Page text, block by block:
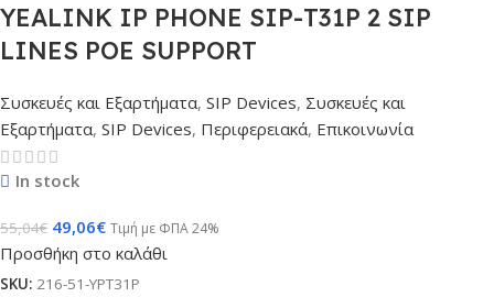
YEALINK IP PHONE SIP-T31P 2 SIP
LINES POE SUPPORT
Συσκευές και Εξαρτήματα, SIP Devices, Συσκευές και
Εξαρτήματα, SIP Devices, Περιφερειακά, Επικοινωνία
In stock
55,04€ 49,06€ Τιμή με ΦΠΑ 24%
Προσθήκη στο καλάθι
SKU: 216-51-YPT31P